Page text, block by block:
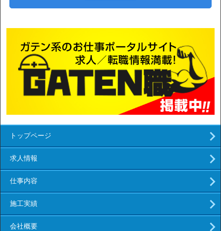
トップページ
求人情報
仕事内容
施工実績
会社概要